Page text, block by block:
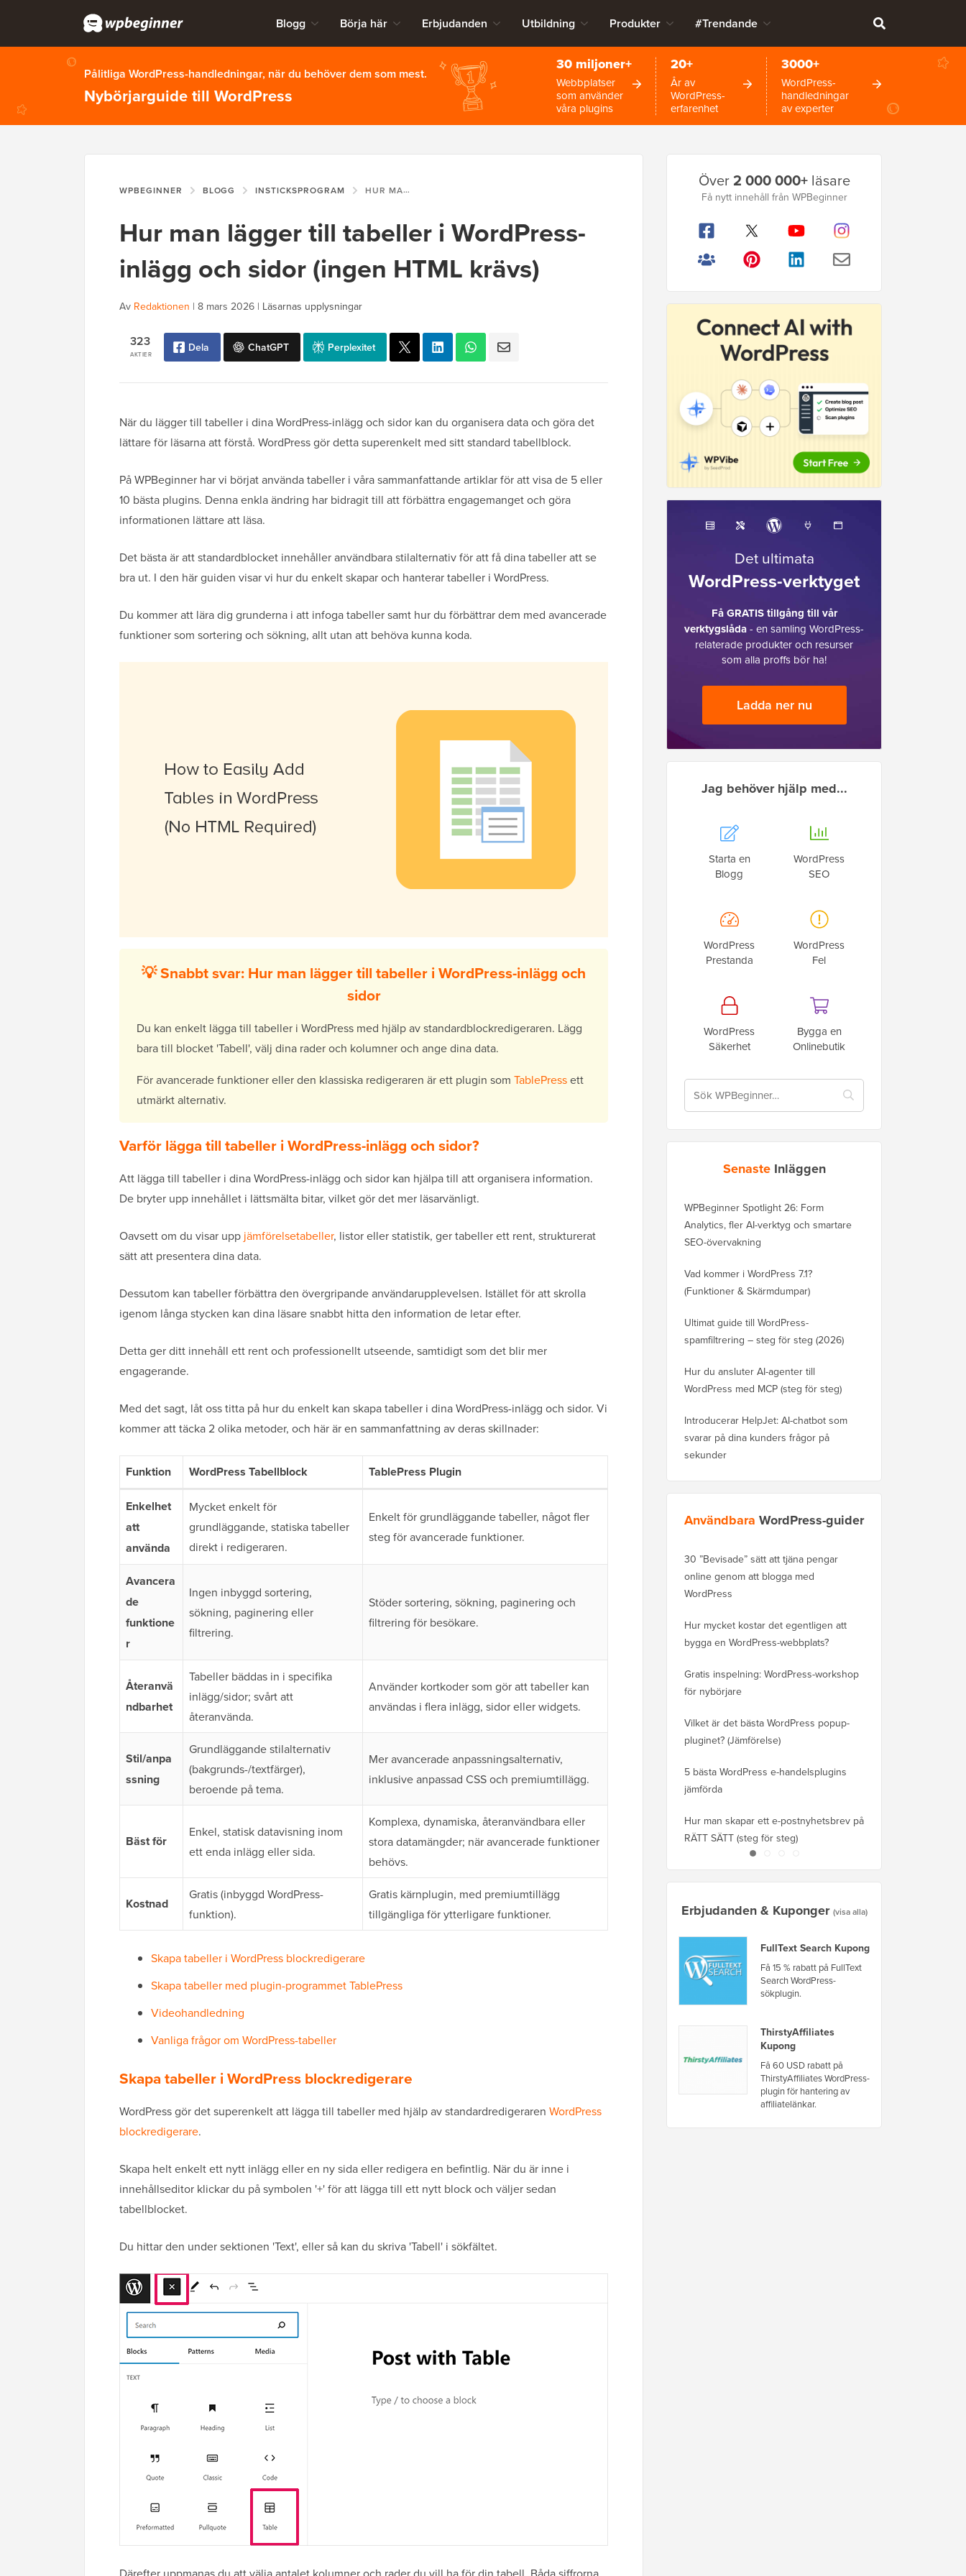
Blogg Börja här Erbjudanden Utbildning Produkter #Trendande
Pålitliga WordPress-handledningar, när du behöver dem som mest.
Nybörjarguide till WordPress
30 miljoner+
Webbplatser
som använder
våra plugins
20+
År av
WordPress-
erfarenhet
3000+
WordPress-
handledningar
av experter
WPBEGINNER BLOGG INSTICKSPROGRAM HUR MAN LÄGGER TILL TABELLER I WORDPRESS-INLÄGG OCH SIDOR (INGEN HTML KRÄVS)
Hur man lägger till tabeller i WordPress-
inlägg och sidor (ingen HTML krävs)
Av Redaktionen | 8 mars 2026 | Läsarnas upplysningar
AKTIER
323 Dela ChatGPT Perplexitet
När du lägger till tabeller i dina WordPress-inlägg och sidor kan du organisera data och göra det
lättare för läsarna att förstå. WordPress gör detta superenkelt med sitt standard tabellblock.
På WPBeginner har vi börjat använda tabeller i våra sammanfattande artiklar för att visa de 5 eller
10 bästa plugins. Denna enkla ändring har bidragit till att förbättra engagemanget och göra
informationen lättare att läsa.
Det bästa är att standardblocket innehåller användbara stilalternativ för att få dina tabeller att se
bra ut. I den här guiden visar vi hur du enkelt skapar och hanterar tabeller i WordPress.
Du kommer att lära dig grunderna i att infoga tabeller samt hur du förbättrar dem med avancerade
funktioner som sortering och sökning, allt utan att behöva kunna koda.
💡 Snabbt svar: Hur man lägger till tabeller i WordPress-inlägg och
sidor
Du kan enkelt lägga till tabeller i WordPress med hjälp av standardblockredigeraren. Lägg
bara till blocket 'Tabell', välj dina rader och kolumner och ange dina data.
För avancerade funktioner eller den klassiska redigeraren är ett plugin som TablePressett
utmärkt alternativ.
Varför lägga till tabeller i WordPress-inlägg och sidor?
Att lägga till tabeller i dina WordPress-inlägg och sidor kan hjälpa till att organisera information.
De bryter upp innehållet i lättsmälta bitar, vilket gör det mer läsarvänligt.
Oavsett om du visar upp jämförelsetabeller, listor eller statistik, ger tabeller ett rent, strukturerat
sätt att presentera dina data.
Dessutom kan tabeller förbättra den övergripande användarupplevelsen. Istället för att skrolla
igenom långa stycken kan dina läsare snabbt hitta den information de letar efter.
Detta ger ditt innehåll ett rent och professionellt utseende, samtidigt som det blir mer
engagerande.
Med det sagt, låt oss titta på hur du enkelt kan skapa tabeller i dina WordPress-inlägg och sidor. Vi
kommer att täcka 2 olika metoder, och här är en sammanfattning av deras skillnader:
Funktion WordPress Tabellblock TablePress Plugin
Enkelhet
att
använda
Mycket enkelt för
grundläggande, statiska tabeller
direkt i redigeraren.
Enkelt för grundläggande tabeller, något fler
steg för avancerade funktioner.
Avancera
de
funktione
r
Ingen inbyggd sortering,
sökning, paginering eller
filtrering.
Stöder sortering, sökning, paginering och
filtrering för besökare.
Återanvä
ndbarhet
Tabeller bäddas in i specifika
inlägg/sidor; svårt att
återanvända.
Använder kortkoder som gör att tabeller kan
användas i flera inlägg, sidor eller widgets.
Stil/anpa
ssning
Grundläggande stilalternativ
(bakgrunds-/textfärger),
beroende på tema.
Mer avancerade anpassningsalternativ,
inklusive anpassad CSS och premiumtillägg.
Bäst för
Enkel, statisk datavisning inom
ett enda inlägg eller sida.
Komplexa, dynamiska, återanvändbara eller
stora datamängder; när avancerade funktioner
behövs.
Kostnad
Gratis (inbyggd WordPress-
funktion).
Gratis kärnplugin, med premiumtillägg
tillgängliga för ytterligare funktioner.
Skapa tabeller i WordPress blockredigerare
Skapa tabeller med plugin-programmet TablePress
Videohandledning
Vanliga frågor om WordPress-tabeller
Skapa tabeller i WordPress blockredigerare
WordPress gör det superenkelt att lägga till tabeller med hjälp av standardredigeraren WordPress
blockredigerare.
Skapa helt enkelt ett nytt inlägg eller en ny sida eller redigera en befintlig. När du är inne i
innehållseditor klickar du på symbolen '+' för att lägga till ett nytt block och väljer sedan
tabellblocket.
Du hittar den under sektionen 'Text', eller så kan du skriva 'Tabell' i sökfältet.
Primär
sidofält
Över2 000 000+läsare
Få nytt innehåll från WPBeginner
Det ultimata
WordPress-verktyget
Få GRATIS tillgång till vår
verktygslåda- en samling WordPress-
relaterade produkter och resurser
som alla proffs bör ha!
Ladda ner nu
Jag behöver hjälp med...
Starta en
Blogg
WordPress
SEO
WordPress
Prestanda
WordPress
Fel
WordPress
Säkerhet
Bygga en
Onlinebutik
Senaste Inläggen
WPBeginner Spotlight 26: Form
Analytics, fler AI-verktyg och smartare
SEO-övervakning
Vad kommer i WordPress 7.1?
(Funktioner & Skärmdumpar)
Ultimat guide till WordPress-
spamfiltrering – steg för steg (2026)
Hur du ansluter AI-agenter till
WordPress med MCP (steg för steg)
Introducerar HelpJet: AI-chatbot som
svarar på dina kunders frågor på
sekunder
Användbara WordPress-guider
30 ”Bevisade” sätt att tjäna pengar
online genom att blogga med
WordPress
Hur mycket kostar det egentligen att
bygga en WordPress-webbplats?
Gratis inspelning: WordPress-workshop
för nybörjare
Vilket är det bästa WordPress popup-
pluginet? (Jämförelse)
5 bästa WordPress e-handelsplugins
jämförda
Hur man skapar ett e-postnyhetsbrev på
RÄTT SÄTT (steg för steg)
Erbjudanden & Kuponger (visa alla)
FullText Search Kupong
Få 15 % rabatt på FullText
Search WordPress-
sökplugin.
ThirstyAffiliates
Kupong
Få 60 USD rabatt på
ThirstyAffiliates WordPress-
plugin för hantering av
affiliatelänkar.